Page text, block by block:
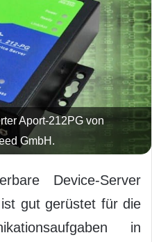
Aport-212PG von
GmbH.
Device-Server
gut gerüstet für die
in